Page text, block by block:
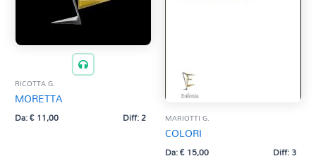
RICOTTA G.
MORETTA
Da:€11,00 Diff: 2 MARIOTTI G.
COLORI
Da:€15,00 Diff: 3